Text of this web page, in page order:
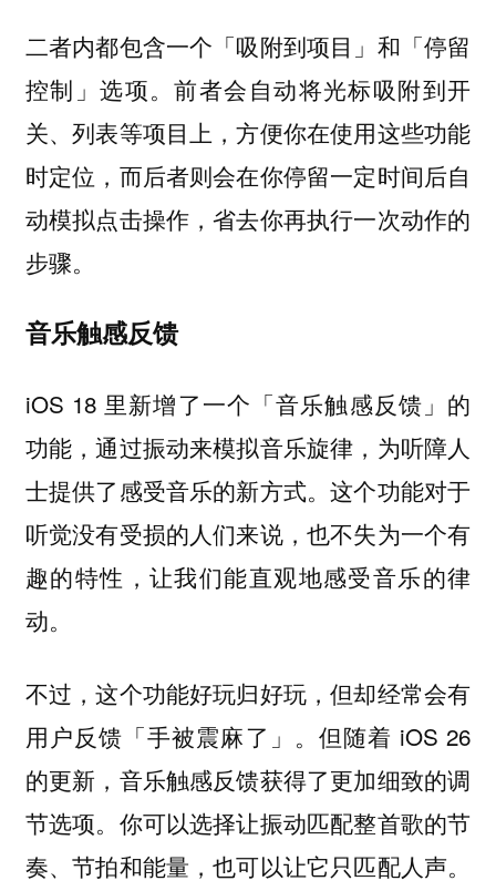
二者内都包含一个「吸附到项目」和「停留
控制」选项。前者会自动将光标吸附到开
关、列表等项目上，方便你在使用这些功能
时定位，而后者则会在你停留一定时间后自
动模拟点击操作，省去你再执行一次动作的
步骤。
音乐触感反馈
iOS 18 里新增了一个「音乐触感反馈」的
功能，通过振动来模拟音乐旋律，为听障人
士提供了感受音乐的新方式。这个功能对于
听觉没有受损的人们来说，也不失为一个有
趣的特性，让我们能直观地感受音乐的律
动。
不过，这个功能好玩归好玩，但却经常会有
用户反馈「手被震麻了」。但随着 iOS 26
的更新，音乐触感反馈获得了更加细致的调
节选项。你可以选择让振动匹配整首歌的节
奏、节拍和能量，也可以让它只匹配人声。